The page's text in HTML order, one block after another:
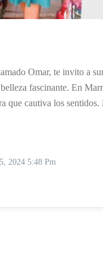
Omar, te invito a
fascinante. En
que cautiva los
2024 5:48 Pm